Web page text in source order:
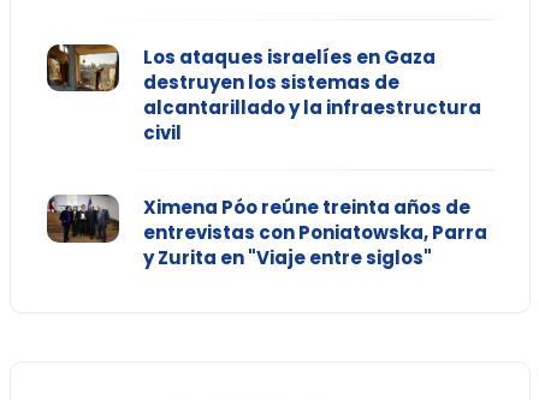
Los ataques israelíes en Gaza
destruyen los sistemas de
alcantarillado y la infraestructura
civil
Ximena Póo reúne treinta años de
entrevistas con Poniatowska, Parra
y Zurita en "Viaje entre siglos"